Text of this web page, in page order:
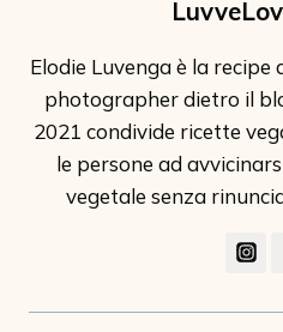
Elodie Luvenga è la
photographer dietro il
2021 condivide ricette
le persone ad
vegetale senza